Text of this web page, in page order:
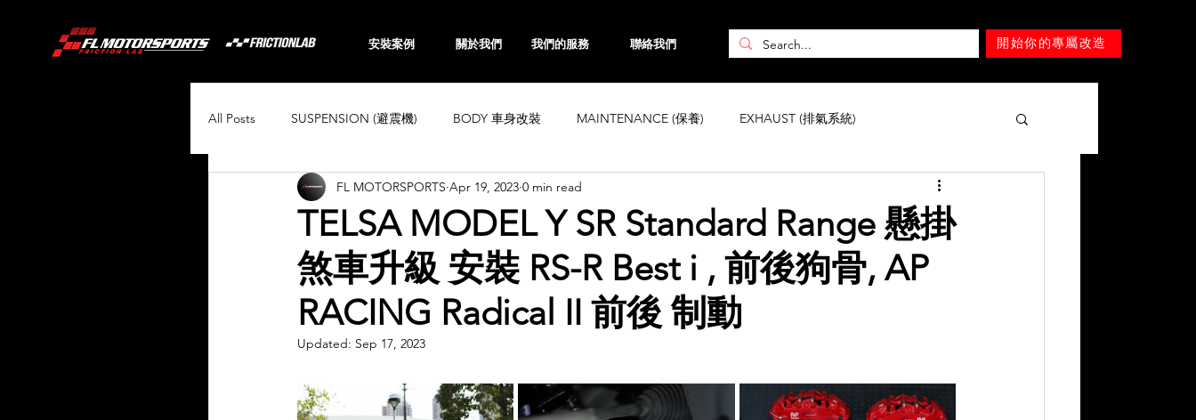
安裝案例 關於我們 我們的服務 聯絡我們 開始你的專屬改造
All Posts SUSPENSION (避震機) BODY 車身改裝 MAINTENANCE (保養) EXHAUST (排氣系統)
BRAKING (煞車系統) CHASSIS 車身強化 WHEELS 鈴 Mercedes-Benz
BMW Toyota Honda Subaru Mini Maserati Hyundai Lexus Nissan
MAZDA Volvo Jaguar
TELSA MODEL Y SR Standard Range 懸掛
煞車升級 安裝 RS-R Best i , 前後狗骨, AP
RACING Radical II 前後 制動
FL MOTORSPORTS Apr 19, 2023 0 min read
Updated: Sep 17, 2023